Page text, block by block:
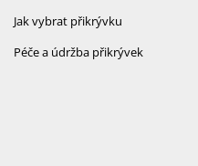
Jak vybrat přikrývku
Péče a údržba přikrývek